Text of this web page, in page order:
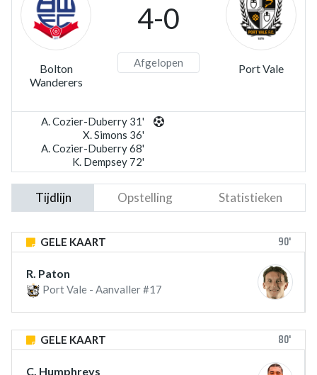
Bolton
Wanderers
4-0
Afgelopen Port Vale
A. Cozier-Duberry 31'
X. Simons 36'
A. Cozier-Duberry 68'
K. Dempsey 72'
Tijdlijn Opstelling Statistieken
GELE KAART 90'
R. Paton
Port Vale - Aanvaller #17
GELE KAART 80'
C. Humphreys